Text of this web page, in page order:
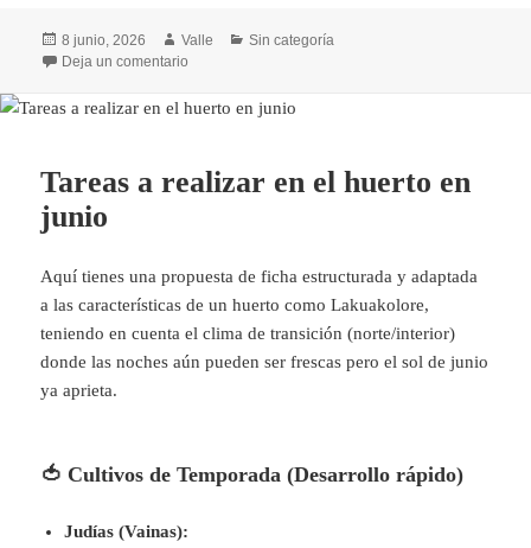
Publicado
el
8 junio, 2026 Autor
Valle Categorías
Sin categoría
Deja un comentario
Tareas a realizar en el huerto en
junio
Aquí tienes una propuesta de ficha estructurada y adaptada
a las características de un huerto como Lakuakolore,
teniendo en cuenta el clima de transición (norte/interior)
donde las noches aún pueden ser frescas pero el sol de junio
ya aprieta.
🍅 Cultivos de Temporada (Desarrollo rápido)
Judías (Vainas):